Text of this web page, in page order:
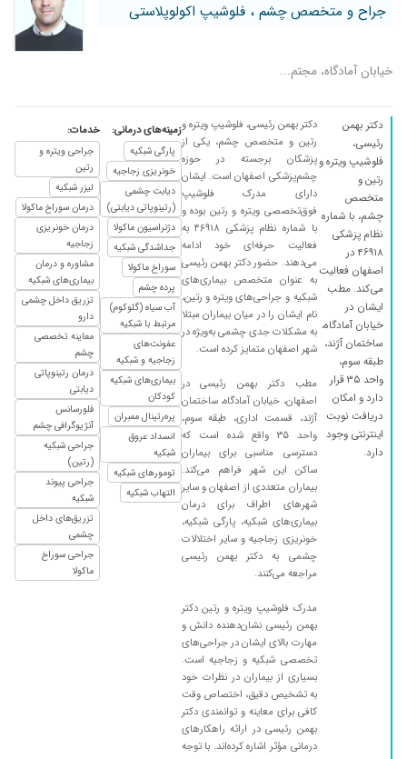
جراح و متخصص چشم ، فلوشیپ اکولوپلاستی
خیابان آمادگاه، مجتم...
دکتر بهمن
رئیسی،
فلوشیپ ویتره و
رتین و
متخصص
چشم، با شماره
نظام پزشکی
۴۶۹۱۸ در
اصفهان فعالیت
می‌کند. مطب
ایشان در
خیابان آمادگاه،
ساختمان آژند،
طبقه سوم،
واحد ۳۵ قرار
دارد و امکان
دریافت نوبت
اینترنتی وجود
دارد.
دکتر بهمن رئیسی، فلوشیپ ویتره و
رتین و متخصص چشم، یکی از
پزشکان برجسته در حوزه
چشم‌پزشکی اصفهان است. ایشان
دارای مدرک فلوشیپ
فوق‌تخصصی ویتره و رتین بوده و
با شماره نظام پزشکی ۴۶۹۱۸ به
فعالیت حرفه‌ای خود ادامه
می‌دهند. حضور دکتر بهمن رئیسی
به عنوان متخصص بیماری‌های
شبکیه و جراحی‌های ویتره و رتین،
نام ایشان را در میان بیماران مبتلا
به مشکلات جدی چشمی به‌ویژه در
شهر اصفهان متمایز کرده است.
مطب دکتر بهمن رئیسی در
اصفهان، خیابان آمادگاه، ساختمان
آژند، قسمت اداری، طبقه سوم،
واحد ۳۵ واقع شده است که
دسترسی مناسبی برای بیماران
ساکن این شهر فراهم می‌کند.
بیماران متعددی از اصفهان و سایر
شهرهای اطراف برای درمان
بیماری‌های شبکیه، پارگی شبکیه،
خونریزی زجاجیه و سایر اختلالات
چشمی به دکتر بهمن رئیسی
مراجعه می‌کنند.
مدرک فلوشیپ ویتره و رتین دکتر
بهمن رئیسی نشان‌دهنده دانش و
مهارت بالای ایشان در جراحی‌های
تخصصی شبکیه و زجاجیه است.
بسیاری از بیماران در نظرات خود
به تشخیص دقیق، اختصاص وقت
کافی برای معاینه و توانمندی دکتر
بهمن رئیسی در ارائه راهکارهای
درمانی مؤثر اشاره کرده‌اند. با توجه
زمینه‌های درمانی:
پارگی شبکیه
خونریزی زجاجیه
دیابت چشمی
(رتینوپاتی دیابتی)
دژنراسیون ماکولا
جداشدگی شبکیه
سوراخ ماکولا
پرده چشم
آب سیاه (گلوکوم)
مرتبط با شبکیه
عفونت‌های
زجاجیه و شبکیه
بیماری‌های شبکیه
کودکان
پره‌رتینال ممبران
انسداد عروق
شبکیه
تومورهای شبکیه
التهاب شبکیه
خدمات:
جراحی ویتره و
رتین
لیزر شبکیه
درمان سوراخ ماکولا
درمان خونریزی
زجاجیه
مشاوره و درمان
بیماری‌های شبکیه
تزریق داخل چشمی
دارو
معاینه تخصصی
چشم
درمان رتینوپاتی
دیابتی
فلورسانس
آنژیوگرافی چشم
جراحی شبکیه
(رتین)
جراحی پیوند
شبکیه
تزریق‌های داخل
چشمی
جراحی سوراخ
ماکولا